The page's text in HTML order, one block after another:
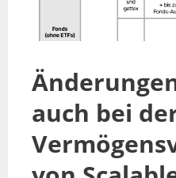
auch bei